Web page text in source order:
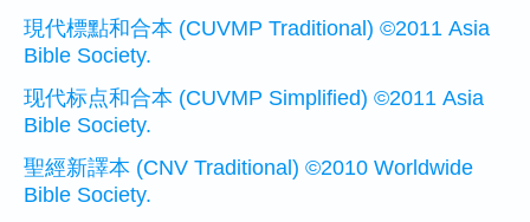
現代標點和合本 (CUVMP Traditional) ©2011 Asia
Bible Society.
现代标点和合本 (CUVMP Simplified) ©2011 Asia
Bible Society.
聖經新譯本 (CNV Traditional) ©2010 Worldwide
Bible Society.